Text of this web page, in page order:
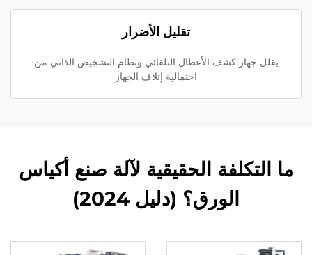
تقليل الأضرار
يقلل جهاز كشف الأعطال التلقائي ونظام التشخيص الذاتي من
احتمالية إتلاف الجهاز
ما التكلفة الحقيقية لآلة صنع أكياس
الورق؟ (دليل 2024)